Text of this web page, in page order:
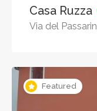
Casa Ruzza
Via del Passarin
Featured